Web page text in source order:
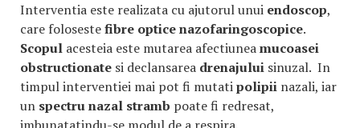
Interventia este realizata cu ajutorul unui endoscop,
care folosestefibre optice nazofaringoscopice.
Scopul acesteia este mutarea afectiuneamucoasei
obstructionate si declansarea drenajului sinuzal. In
timpul interventiei mai pot fi mutatipolipii nazali, iar
un spectru nazal stramb poate fi redresat,